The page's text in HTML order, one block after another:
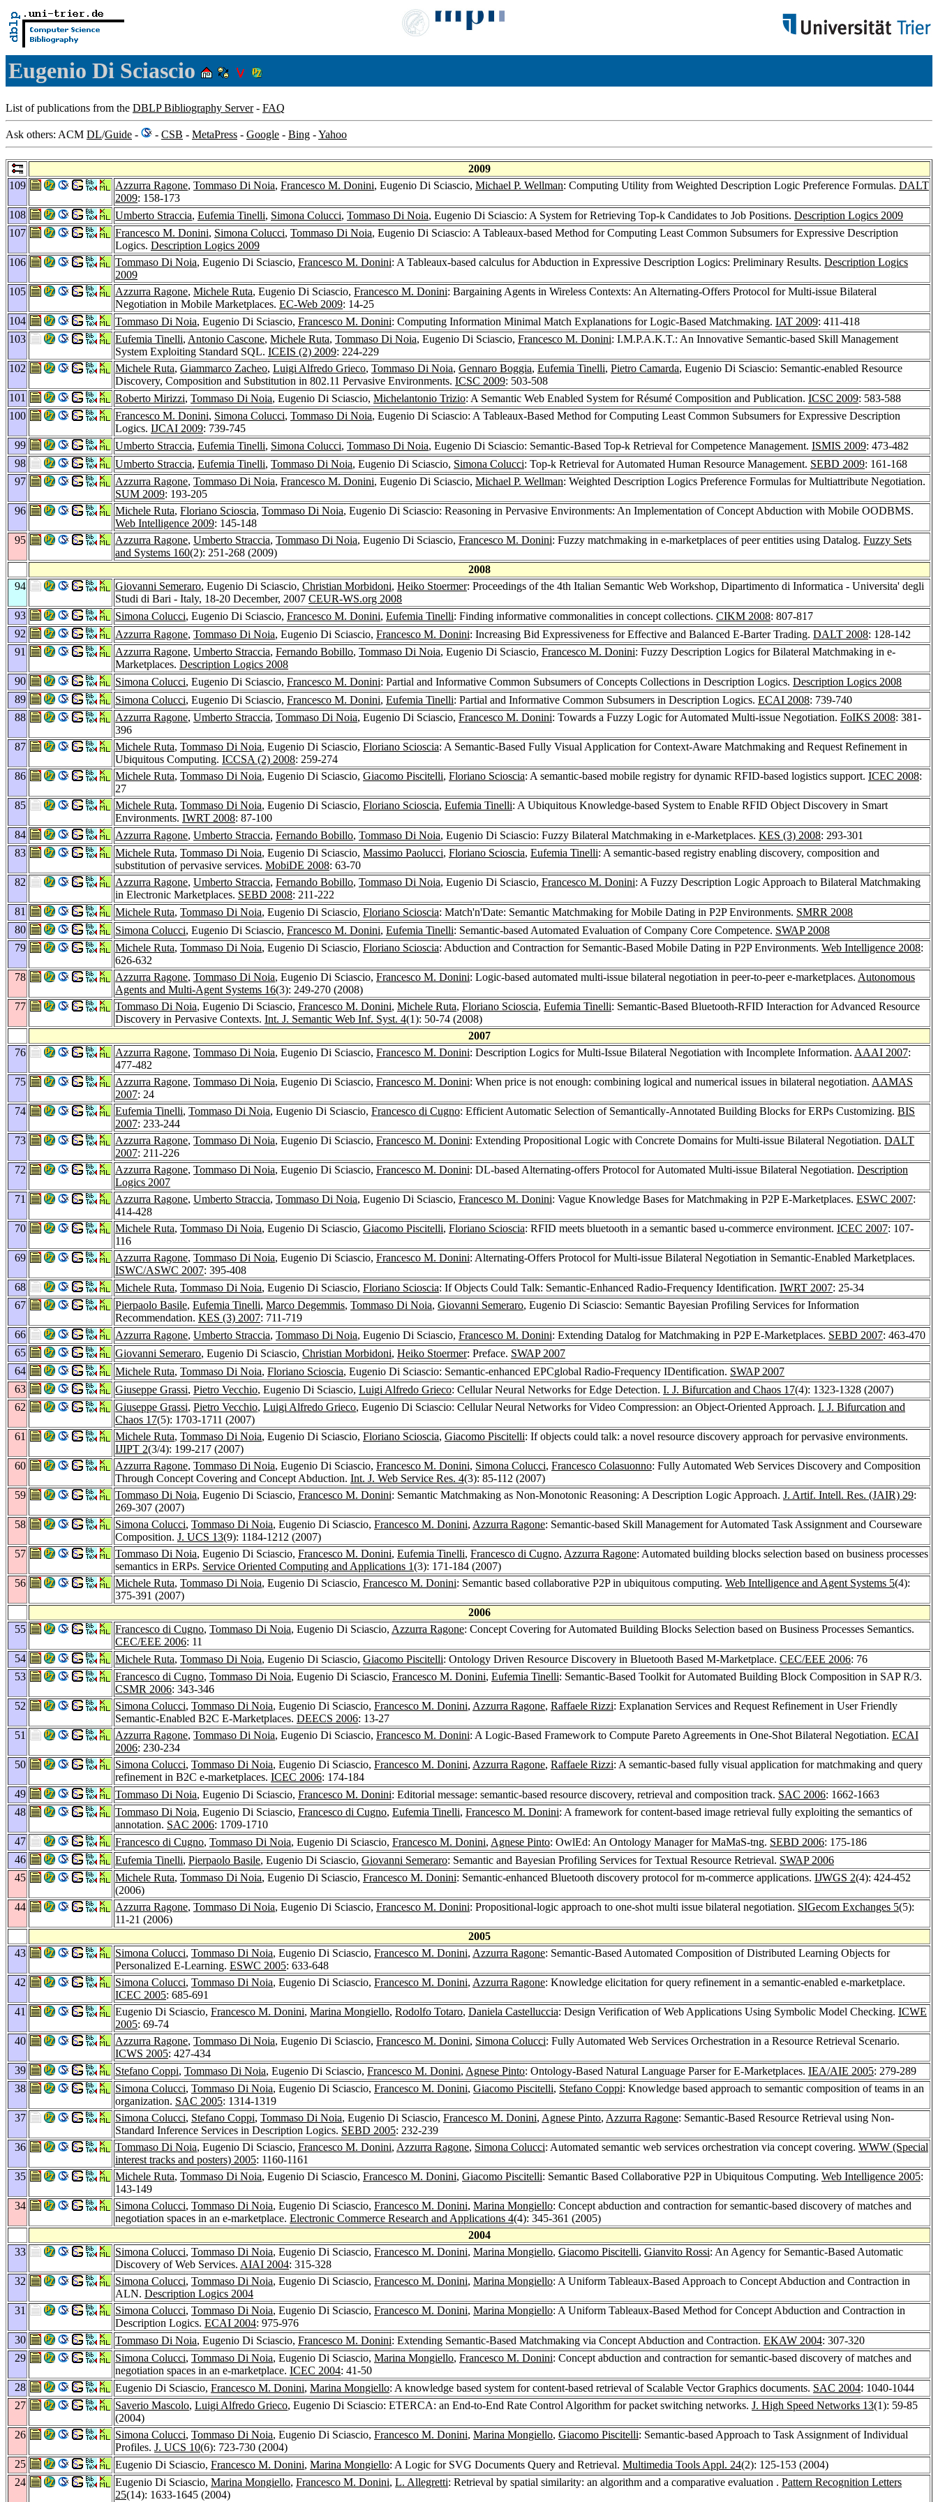
Eugenio Di Sciascio
List of publications from the DBLP Bibliography Server- FAQ
Ask others: ACM DL/Guide - - CSB - MetaPress - Google - Bing -Yahoo
2009
109
Azzurra Ragone, Tommaso Di Noia, Francesco M. Donini, Eugenio Di Sciascio, Michael P. Wellman: Computing Utility from Weighted Description Logic Preference Formulas. DALT
2009: 158-173
108
Umberto Straccia, Eufemia Tinelli, Simona Colucci, Tommaso Di Noia, Eugenio Di Sciascio: A System for Retrieving Top-k Candidates to Job Positions. Description Logics 2009
107
Francesco M. Donini, Simona Colucci, Tommaso Di Noia, Eugenio Di Sciascio: A Tableaux-based Method for Computing Least Common Subsumers for Expressive Description
Logics. Description Logics 2009
106
Tommaso Di Noia, Eugenio Di Sciascio, Francesco M. Donini: A Tableaux-based calculus for Abduction in Expressive Description Logics: Preliminary Results. Description Logics
2009
105
Azzurra Ragone, Michele Ruta, Eugenio Di Sciascio, Francesco M. Donini: Bargaining Agents in Wireless Contexts: An Alternating-Offers Protocol for Multi-issue Bilateral
Negotiation in Mobile Marketplaces. EC-Web 2009: 14-25
104
Tommaso Di Noia, Eugenio Di Sciascio, Francesco M. Donini: Computing Information Minimal Match Explanations for Logic-Based Matchmaking. IAT 2009: 411-418
103
Eufemia Tinelli, Antonio Cascone, Michele Ruta, Tommaso Di Noia, Eugenio Di Sciascio, Francesco M. Donini: I.M.P.A.K.T.: An Innovative Semantic-based Skill Management
System Exploiting Standard SQL. ICEIS (2) 2009: 224-229
102
Michele Ruta, Giammarco Zacheo, Luigi Alfredo Grieco, Tommaso Di Noia, Gennaro Boggia, Eufemia Tinelli, Pietro Camarda, Eugenio Di Sciascio: Semantic-enabled Resource
Discovery, Composition and Substitution in 802.11 Pervasive Environments. ICSC 2009: 503-508
101
Roberto Mirizzi, Tommaso Di Noia, Eugenio Di Sciascio, Michelantonio Trizio: A Semantic Web Enabled System for Résumé Composition and Publication. ICSC 2009: 583-588
100
Francesco M. Donini, Simona Colucci, Tommaso Di Noia, Eugenio Di Sciascio: A Tableaux-Based Method for Computing Least Common Subsumers for Expressive Description
Logics. IJCAI 2009: 739-745
99
Umberto Straccia, Eufemia Tinelli, Simona Colucci, Tommaso Di Noia, Eugenio Di Sciascio: Semantic-Based Top-k Retrieval for Competence Management. ISMIS 2009: 473-482
98
Umberto Straccia, Eufemia Tinelli, Tommaso Di Noia, Eugenio Di Sciascio, Simona Colucci: Top-k Retrieval for Automated Human Resource Management. SEBD 2009: 161-168
97
Azzurra Ragone, Tommaso Di Noia, Francesco M. Donini, Eugenio Di Sciascio, Michael P. Wellman: Weighted Description Logics Preference Formulas for Multiattribute Negotiation.
SUM 2009: 193-205
96
Michele Ruta, Floriano Scioscia, Tommaso Di Noia, Eugenio Di Sciascio: Reasoning in Pervasive Environments: An Implementation of Concept Abduction with Mobile OODBMS.
Web Intelligence 2009: 145-148
95
Azzurra Ragone, Umberto Straccia, Tommaso Di Noia, Eugenio Di Sciascio, Francesco M. Donini: Fuzzy matchmaking in e-marketplaces of peer entities using Datalog. Fuzzy Sets
and Systems 160(2): 251-268 (2009)
2008
94
Giovanni Semeraro, Eugenio Di Sciascio, Christian Morbidoni, Heiko Stoermer: Proceedings of the 4th Italian Semantic Web Workshop, Dipartimento di Informatica - Universita' degli
Studi di Bari - Italy, 18-20 December, 2007 CEUR-WS.org 2008
93
Simona Colucci, Eugenio Di Sciascio, Francesco M. Donini, Eufemia Tinelli: Finding informative commonalities in concept collections. CIKM 2008: 807-817
92
Azzurra Ragone, Tommaso Di Noia, Eugenio Di Sciascio, Francesco M. Donini: Increasing Bid Expressiveness for Effective and Balanced E-Barter Trading. DALT 2008: 128-142
91
Azzurra Ragone, Umberto Straccia, Fernando Bobillo, Tommaso Di Noia, Eugenio Di Sciascio, Francesco M. Donini: Fuzzy Description Logics for Bilateral Matchmaking in e-
Marketplaces. Description Logics 2008
90
Simona Colucci, Eugenio Di Sciascio, Francesco M. Donini: Partial and Informative Common Subsumers of Concepts Collections in Description Logics. Description Logics 2008
89
Simona Colucci, Eugenio Di Sciascio, Francesco M. Donini, Eufemia Tinelli: Partial and Informative Common Subsumers in Description Logics. ECAI 2008: 739-740
88
Azzurra Ragone, Umberto Straccia, Tommaso Di Noia, Eugenio Di Sciascio, Francesco M. Donini: Towards a Fuzzy Logic for Automated Multi-issue Negotiation. FoIKS 2008: 381-
396
87
Michele Ruta, Tommaso Di Noia, Eugenio Di Sciascio, Floriano Scioscia: A Semantic-Based Fully Visual Application for Context-Aware Matchmaking and Request Refinement in
Ubiquitous Computing. ICCSA (2) 2008: 259-274
86
Michele Ruta, Tommaso Di Noia, Eugenio Di Sciascio, Giacomo Piscitelli, Floriano Scioscia: A semantic-based mobile registry for dynamic RFID-based logistics support. ICEC 2008:
27
85
Michele Ruta, Tommaso Di Noia, Eugenio Di Sciascio, Floriano Scioscia, Eufemia Tinelli: A Ubiquitous Knowledge-based System to Enable RFID Object Discovery in Smart
Environments. IWRT 2008: 87-100
84
Azzurra Ragone, Umberto Straccia, Fernando Bobillo, Tommaso Di Noia, Eugenio Di Sciascio: Fuzzy Bilateral Matchmaking in e-Marketplaces. KES (3) 2008: 293-301
83
Michele Ruta, Tommaso Di Noia, Eugenio Di Sciascio, Massimo Paolucci, Floriano Scioscia, Eufemia Tinelli: A semantic-based registry enabling discovery, composition and
substitution of pervasive services. MobiDE 2008: 63-70
82
Azzurra Ragone, Umberto Straccia, Fernando Bobillo, Tommaso Di Noia, Eugenio Di Sciascio, Francesco M. Donini: A Fuzzy Description Logic Approach to Bilateral Matchmaking
in Electronic Marketplaces. SEBD 2008: 211-222
81
Michele Ruta, Tommaso Di Noia, Eugenio Di Sciascio, Floriano Scioscia: Match'n'Date: Semantic Matchmaking for Mobile Dating in P2P Environments. SMRR 2008
80
Simona Colucci, Eugenio Di Sciascio, Francesco M. Donini, Eufemia Tinelli: Semantic-based Automated Evaluation of Company Core Competence. SWAP 2008
79
Michele Ruta, Tommaso Di Noia, Eugenio Di Sciascio, Floriano Scioscia: Abduction and Contraction for Semantic-Based Mobile Dating in P2P Environments. Web Intelligence 2008:
626-632
78
Azzurra Ragone, Tommaso Di Noia, Eugenio Di Sciascio, Francesco M. Donini: Logic-based automated multi-issue bilateral negotiation in peer-to-peer e-marketplaces. Autonomous
Agents and Multi-Agent Systems 16(3): 249-270 (2008)
77
Tommaso Di Noia, Eugenio Di Sciascio, Francesco M. Donini, Michele Ruta, Floriano Scioscia, Eufemia Tinelli: Semantic-Based Bluetooth-RFID Interaction for Advanced Resource
Discovery in Pervasive Contexts. Int. J. Semantic Web Inf. Syst. 4(1): 50-74 (2008)
2007
76
Azzurra Ragone, Tommaso Di Noia, Eugenio Di Sciascio, Francesco M. Donini: Description Logics for Multi-Issue Bilateral Negotiation with Incomplete Information. AAAI 2007:
477-482
75
Azzurra Ragone, Tommaso Di Noia, Eugenio Di Sciascio, Francesco M. Donini: When price is not enough: combining logical and numerical issues in bilateral negotiation. AAMAS
2007: 24
74
Eufemia Tinelli, Tommaso Di Noia, Eugenio Di Sciascio, Francesco di Cugno: Efficient Automatic Selection of Semantically-Annotated Building Blocks for ERPs Customizing. BIS
2007: 233-244
73
Azzurra Ragone, Tommaso Di Noia, Eugenio Di Sciascio, Francesco M. Donini: Extending Propositional Logic with Concrete Domains for Multi-issue Bilateral Negotiation. DALT
2007: 211-226
72
Azzurra Ragone, Tommaso Di Noia, Eugenio Di Sciascio, Francesco M. Donini: DL-based Alternating-offers Protocol for Automated Multi-issue Bilateral Negotiation. Description
Logics 2007
71
Azzurra Ragone, Umberto Straccia, Tommaso Di Noia, Eugenio Di Sciascio, Francesco M. Donini: Vague Knowledge Bases for Matchmaking in P2P E-Marketplaces. ESWC 2007:
414-428
70
Michele Ruta, Tommaso Di Noia, Eugenio Di Sciascio, Giacomo Piscitelli, Floriano Scioscia: RFID meets bluetooth in a semantic based u-commerce environment. ICEC 2007: 107-
116
69
Azzurra Ragone, Tommaso Di Noia, Eugenio Di Sciascio, Francesco M. Donini: Alternating-Offers Protocol for Multi-issue Bilateral Negotiation in Semantic-Enabled Marketplaces.
ISWC/ASWC 2007: 395-408
68
Michele Ruta, Tommaso Di Noia, Eugenio Di Sciascio, Floriano Scioscia: If Objects Could Talk: Semantic-Enhanced Radio-Frequency Identification. IWRT 2007: 25-34
67
Pierpaolo Basile, Eufemia Tinelli, Marco Degemmis, Tommaso Di Noia, Giovanni Semeraro, Eugenio Di Sciascio: Semantic Bayesian Profiling Services for Information
Recommendation. KES (3) 2007: 711-719
66
Azzurra Ragone, Umberto Straccia, Tommaso Di Noia, Eugenio Di Sciascio, Francesco M. Donini: Extending Datalog for Matchmaking in P2P E-Marketplaces. SEBD 2007: 463-470
65
Giovanni Semeraro, Eugenio Di Sciascio, Christian Morbidoni, Heiko Stoermer: Preface. SWAP 2007
64
Michele Ruta, Tommaso Di Noia, Floriano Scioscia, Eugenio Di Sciascio: Semantic-enhanced EPCglobal Radio-Frequency IDentification. SWAP 2007
63
Giuseppe Grassi, Pietro Vecchio, Eugenio Di Sciascio, Luigi Alfredo Grieco: Cellular Neural Networks for Edge Detection. I. J. Bifurcation and Chaos 17(4): 1323-1328 (2007)
62
Giuseppe Grassi, Pietro Vecchio, Luigi Alfredo Grieco, Eugenio Di Sciascio: Cellular Neural Networks for Video Compression: an Object-Oriented Approach. I. J. Bifurcation and
Chaos 17(5): 1703-1711 (2007)
61
Michele Ruta, Tommaso Di Noia, Eugenio Di Sciascio, Floriano Scioscia, Giacomo Piscitelli: If objects could talk: a novel resource discovery approach for pervasive environments.
IJIPT 2(3/4): 199-217 (2007)
60
Azzurra Ragone, Tommaso Di Noia, Eugenio Di Sciascio, Francesco M. Donini, Simona Colucci, Francesco Colasuonno: Fully Automated Web Services Discovery and Composition
Through Concept Covering and Concept Abduction. Int. J. Web Service Res. 4(3): 85-112 (2007)
59
Tommaso Di Noia, Eugenio Di Sciascio, Francesco M. Donini: Semantic Matchmaking as Non-Monotonic Reasoning: A Description Logic Approach. J. Artif. Intell. Res. (JAIR) 29:
269-307 (2007)
58
Simona Colucci, Tommaso Di Noia, Eugenio Di Sciascio, Francesco M. Donini, Azzurra Ragone: Semantic-based Skill Management for Automated Task Assignment and Courseware
Composition. J. UCS 13(9): 1184-1212 (2007)
57
Tommaso Di Noia, Eugenio Di Sciascio, Francesco M. Donini, Eufemia Tinelli, Francesco di Cugno, Azzurra Ragone: Automated building blocks selection based on business processes
semantics in ERPs. Service Oriented Computing and Applications 1(3): 171-184 (2007)
56
Michele Ruta, Tommaso Di Noia, Eugenio Di Sciascio, Francesco M. Donini: Semantic based collaborative P2P in ubiquitous computing. Web Intelligence and Agent Systems 5(4):
375-391 (2007)
2006
55
Francesco di Cugno, Tommaso Di Noia, Eugenio Di Sciascio, Azzurra Ragone: Concept Covering for Automated Building Blocks Selection based on Business Processes Semantics.
CEC/EEE 2006: 11
54
Michele Ruta, Tommaso Di Noia, Eugenio Di Sciascio, Giacomo Piscitelli: Ontology Driven Resource Discovery in Bluetooth Based M-Marketplace. CEC/EEE 2006: 76
53
Francesco di Cugno, Tommaso Di Noia, Eugenio Di Sciascio, Francesco M. Donini, Eufemia Tinelli: Semantic-Based Toolkit for Automated Building Block Composition in SAP R/3.
CSMR 2006: 343-346
52
Simona Colucci, Tommaso Di Noia, Eugenio Di Sciascio, Francesco M. Donini, Azzurra Ragone, Raffaele Rizzi: Explanation Services and Request Refinement in User Friendly
Semantic-Enabled B2C E-Marketplaces. DEECS 2006: 13-27
51
Azzurra Ragone, Tommaso Di Noia, Eugenio Di Sciascio, Francesco M. Donini: A Logic-Based Framework to Compute Pareto Agreements in One-Shot Bilateral Negotiation. ECAI
2006: 230-234
50
Simona Colucci, Tommaso Di Noia, Eugenio Di Sciascio, Francesco M. Donini, Azzurra Ragone, Raffaele Rizzi: A semantic-based fully visual application for matchmaking and query
refinement in B2C e-marketplaces. ICEC 2006: 174-184
49
Tommaso Di Noia, Eugenio Di Sciascio, Francesco M. Donini: Editorial message: semantic-based resource discovery, retrieval and composition track. SAC 2006: 1662-1663
48
Tommaso Di Noia, Eugenio Di Sciascio, Francesco di Cugno, Eufemia Tinelli, Francesco M. Donini: A framework for content-based image retrieval fully exploiting the semantics of
annotation. SAC 2006: 1709-1710
47
Francesco di Cugno, Tommaso Di Noia, Eugenio Di Sciascio, Francesco M. Donini, Agnese Pinto: OwlEd: An Ontology Manager for MaMaS-tng. SEBD 2006: 175-186
46
Eufemia Tinelli, Pierpaolo Basile, Eugenio Di Sciascio, Giovanni Semeraro: Semantic and Bayesian Profiling Services for Textual Resource Retrieval. SWAP 2006
45
Michele Ruta, Tommaso Di Noia, Eugenio Di Sciascio, Francesco M. Donini: Semantic-enhanced Bluetooth discovery protocol for m-commerce applications. IJWGS 2(4): 424-452
(2006)
44
Azzurra Ragone, Tommaso Di Noia, Eugenio Di Sciascio, Francesco M. Donini: Propositional-logic approach to one-shot multi issue bilateral negotiation. SIGecom Exchanges 5(5):
11-21 (2006)
2005
43
Simona Colucci, Tommaso Di Noia, Eugenio Di Sciascio, Francesco M. Donini, Azzurra Ragone: Semantic-Based Automated Composition of Distributed Learning Objects for
Personalized E-Learning. ESWC 2005: 633-648
42
Simona Colucci, Tommaso Di Noia, Eugenio Di Sciascio, Francesco M. Donini, Azzurra Ragone: Knowledge elicitation for query refinement in a semantic-enabled e-marketplace.
ICEC 2005: 685-691
41
Eugenio Di Sciascio, Francesco M. Donini, Marina Mongiello, Rodolfo Totaro, Daniela Castelluccia: Design Verification of Web Applications Using Symbolic Model Checking. ICWE
2005: 69-74
40
Azzurra Ragone, Tommaso Di Noia, Eugenio Di Sciascio, Francesco M. Donini, Simona Colucci: Fully Automated Web Services Orchestration in a Resource Retrieval Scenario.
ICWS 2005: 427-434
39
Stefano Coppi, Tommaso Di Noia, Eugenio Di Sciascio, Francesco M. Donini, Agnese Pinto: Ontology-Based Natural Language Parser for E-Marketplaces. IEA/AIE 2005: 279-289
38
Simona Colucci, Tommaso Di Noia, Eugenio Di Sciascio, Francesco M. Donini, Giacomo Piscitelli, Stefano Coppi: Knowledge based approach to semantic composition of teams in an
organization. SAC 2005: 1314-1319
37
Simona Colucci, Stefano Coppi, Tommaso Di Noia, Eugenio Di Sciascio, Francesco M. Donini, Agnese Pinto, Azzurra Ragone: Semantic-Based Resource Retrieval using Non-
Standard Inference Services in Description Logics. SEBD 2005: 232-239
36
Tommaso Di Noia, Eugenio Di Sciascio, Francesco M. Donini, Azzurra Ragone, Simona Colucci: Automated semantic web services orchestration via concept covering. WWW (Special
interest tracks and posters) 2005: 1160-1161
35
Michele Ruta, Tommaso Di Noia, Eugenio Di Sciascio, Francesco M. Donini, Giacomo Piscitelli: Semantic Based Collaborative P2P in Ubiquitous Computing. Web Intelligence 2005:
143-149
34
Simona Colucci, Tommaso Di Noia, Eugenio Di Sciascio, Francesco M. Donini, Marina Mongiello: Concept abduction and contraction for semantic-based discovery of matches and
negotiation spaces in an e-marketplace. Electronic Commerce Research and Applications 4(4): 345-361 (2005)
2004
33
Simona Colucci, Tommaso Di Noia, Eugenio Di Sciascio, Francesco M. Donini, Marina Mongiello, Giacomo Piscitelli, Gianvito Rossi: An Agency for Semantic-Based Automatic
Discovery of Web Services. AIAI 2004: 315-328
32
Simona Colucci, Tommaso Di Noia, Eugenio Di Sciascio, Francesco M. Donini, Marina Mongiello: A Uniform Tableaux-Based Approach to Concept Abduction and Contraction in
ALN. Description Logics 2004
31
Simona Colucci, Tommaso Di Noia, Eugenio Di Sciascio, Francesco M. Donini, Marina Mongiello: A Uniform Tableaux-Based Method for Concept Abduction and Contraction in
Description Logics. ECAI 2004: 975-976
30
Tommaso Di Noia, Eugenio Di Sciascio, Francesco M. Donini: Extending Semantic-Based Matchmaking via Concept Abduction and Contraction. EKAW 2004: 307-320
29
Simona Colucci, Tommaso Di Noia, Eugenio Di Sciascio, Marina Mongiello, Francesco M. Donini: Concept abduction and contraction for semantic-based discovery of matches and
negotiation spaces in an e-marketplace. ICEC 2004: 41-50
28
Eugenio Di Sciascio, Francesco M. Donini, Marina Mongiello: A knowledge based system for content-based retrieval of Scalable Vector Graphics documents. SAC 2004: 1040-1044
27
Saverio Mascolo, Luigi Alfredo Grieco, Eugenio Di Sciascio: ETERCA: an End-to-End Rate Control Algorithm for packet switching networks. J. High Speed Networks 13(1): 59-85
(2004)
26
Simona Colucci, Tommaso Di Noia, Eugenio Di Sciascio, Francesco M. Donini, Marina Mongiello, Giacomo Piscitelli: Semantic-based Approach to Task Assignment of Individual
Profiles. J. UCS 10(6): 723-730 (2004)
25
Eugenio Di Sciascio, Francesco M. Donini, Marina Mongiello: A Logic for SVG Documents Query and Retrieval. Multimedia Tools Appl. 24(2): 125-153 (2004)
24
Eugenio Di Sciascio, Marina Mongiello, Francesco M. Donini, L. Allegretti: Retrieval by spatial similarity: an algorithm and a comparative evaluation . Pattern Recognition Letters
25(14): 1633-1645 (2004)